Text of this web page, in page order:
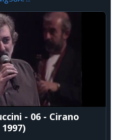
- 06 - Cirano